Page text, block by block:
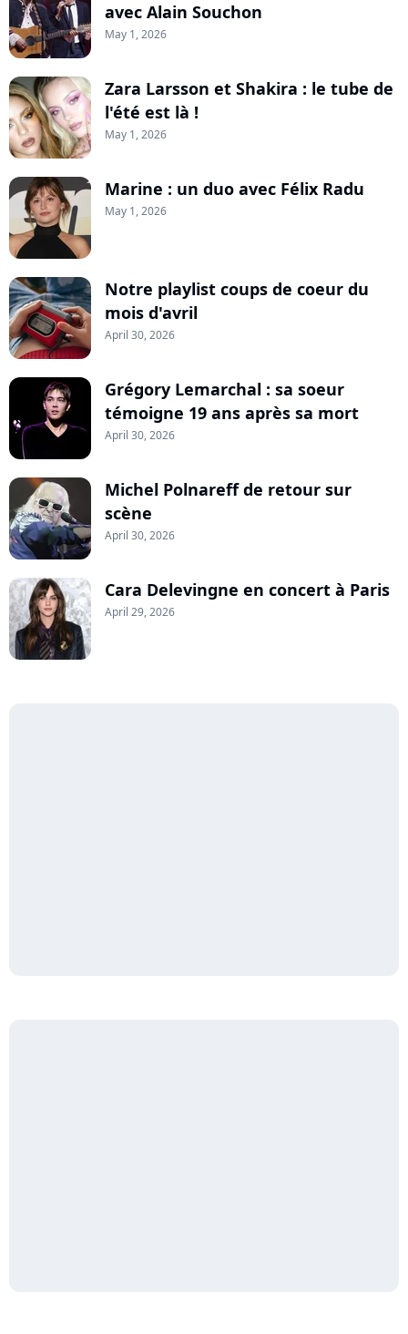
avec Alain Souchon
May 1, 2026
Zara Larsson et Shakira : le tube de
l'été est là !
May 1, 2026
Marine : un duo avec Félix Radu
May 1, 2026
Notre playlist coups de coeur du
mois d'avril
April 30, 2026
Grégory Lemarchal : sa soeur
témoigne 19 ans après sa mort
April 30, 2026
Michel Polnareff de retour sur
scène
April 30, 2026
Cara Delevingne en concert à Paris
April 29, 2026